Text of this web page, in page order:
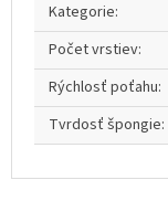
Kategorie:
Počet vrstiev:
Rýchlosť poťahu:
Tvrdosť špongie: